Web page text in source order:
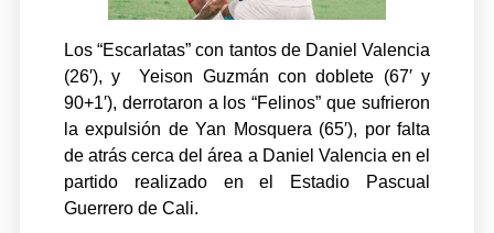
Los “Escarlatas” con tantos de Daniel Valencia
(26′), y Yeison Guzmán con doblete (67′ y
90+1′), derrotaron a los “Felinos” que sufrieron
la expulsión de Yan Mosquera (65′), por falta
de atrás cerca del área a Daniel Valencia en el
partido realizado en el Estadio Pascual
Guerrero de Cali.